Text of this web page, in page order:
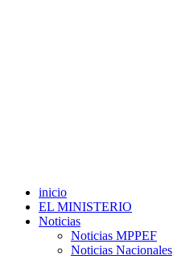
inicio
EL MINISTERIO
Noticias
Noticias MPPEF
Noticias Nacionales